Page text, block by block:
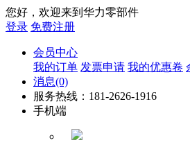
您好，欢迎来到华力零部件
登录 免费注册
会员中心
我的订单 发票申请 我的优惠卷
消息(0)
服务热线：181-2626-1916
手机端